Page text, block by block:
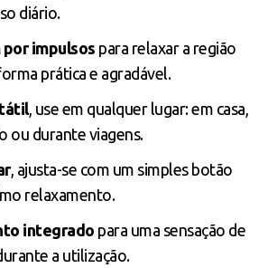
diário.
impulsos para relaxar a região
prática e agradável.
, use em qualquer lugar: em casa,
ou durante viagens.
, ajusta-se com um simples botão
relaxamento.
integrado para uma sensação de
a utilização.